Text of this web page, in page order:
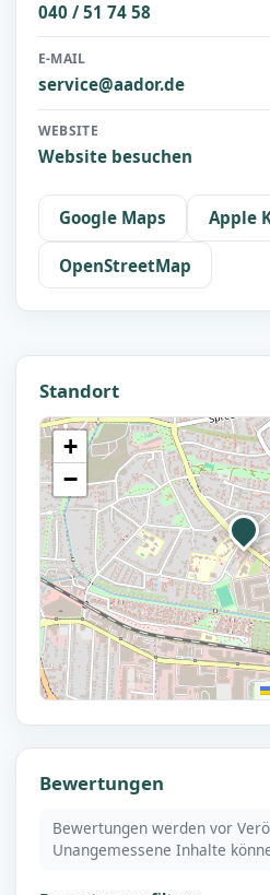
040 / 51 74 58
E-MAIL
service@aador.de
WEBSITE
Website besuchen
Google Maps Apple
OpenStreetMap
Standort
+
−
Bewertungen
Bewertungen werden vor
Unangemessene Inhalte